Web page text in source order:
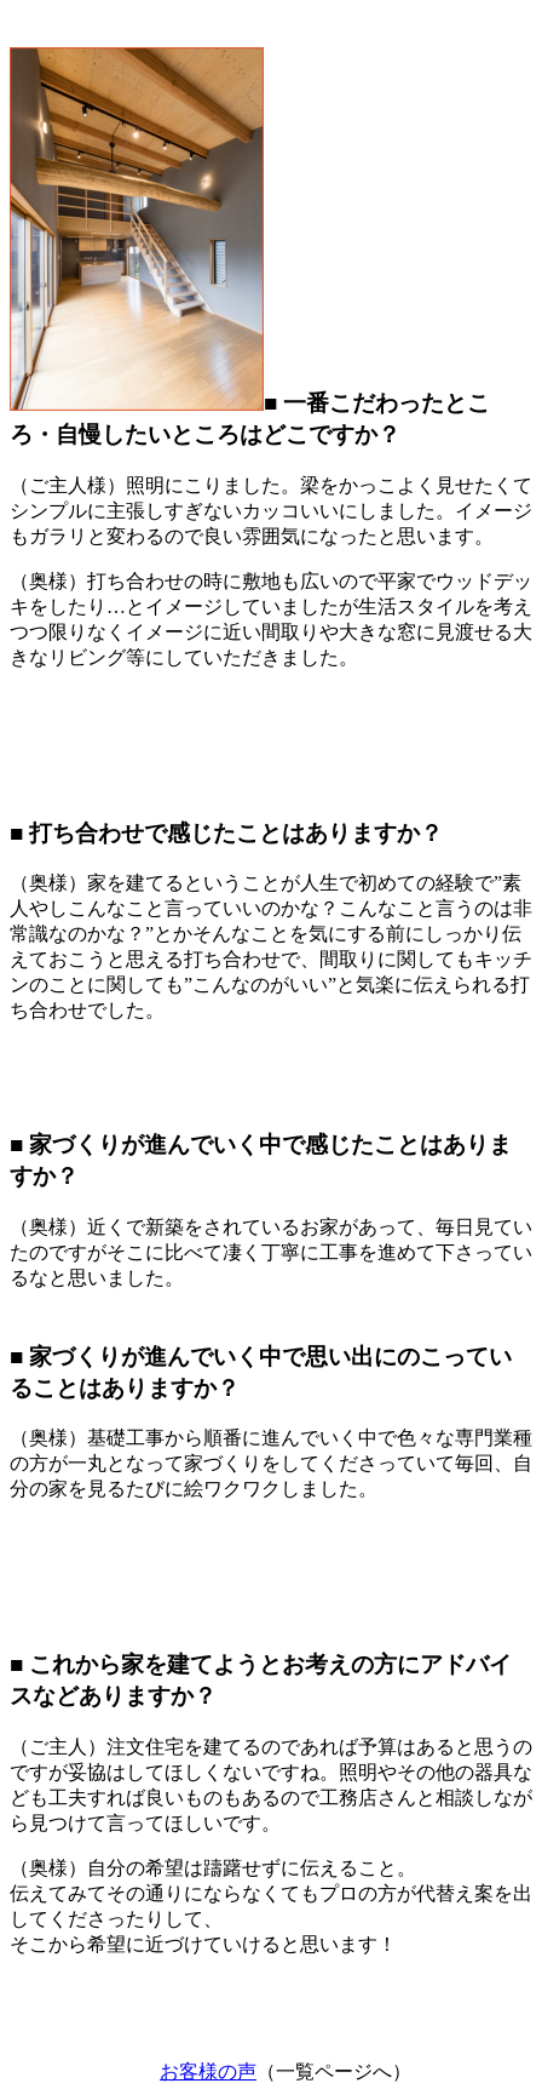
■ 一番こだわったとこ
ろ・自慢したいところはどこですか？
（ご主人様）照明にこりました。梁をかっこよく見せたくて
シンプルに主張しすぎないカッコいいにしました。イメージ
もガラリと変わるので良い雰囲気になったと思います。
（奥様）打ち合わせの時に敷地も広いので平家でウッドデッ
キをしたり…とイメージしていましたが生活スタイルを考え
つつ限りなくイメージに近い間取りや大きな窓に見渡せる大
きなリビング等にしていただきました。
■ 打ち合わせで感じたことはありますか？
（奥様）家を建てるということが人生で初めての経験で”素
人やしこんなこと言っていいのかな？こんなこと言うのは非
常識なのかな？”とかそんなことを気にする前にしっかり伝
えておこうと思える打ち合わせで、間取りに関してもキッチ
ンのことに関しても”こんなのがいい”と気楽に伝えられる打
ち合わせでした。
■ 家づくりが進んでいく中で感じたことはありま
すか？
（奥様）近くで新築をされているお家があって、毎日見てい
たのですがそこに比べて凄く丁寧に工事を進めて下さってい
るなと思いました。
■ 家づくりが進んでいく中で思い出にのこってい
ることはありますか？
（奥様）基礎工事から順番に進んでいく中で色々な専門業種
の方が一丸となって家づくりをしてくださっていて毎回、自
分の家を見るたびに絵ワクワクしました。
■ これから家を建てようとお考えの方にアドバイ
スなどありますか？
（ご主人）注文住宅を建てるのであれば予算はあると思うの
ですが妥協はしてほしくないですね。照明やその他の器具な
ども工夫すれば良いものもあるので工務店さんと相談しなが
ら見つけて言ってほしいです。
（奥様）自分の希望は躊躇せずに伝えること。
伝えてみてその通りにならなくてもプロの方が代替え案を出
してくださったりして、
そこから希望に近づけていけると思います！
お客様の声 （一覧ページへ）